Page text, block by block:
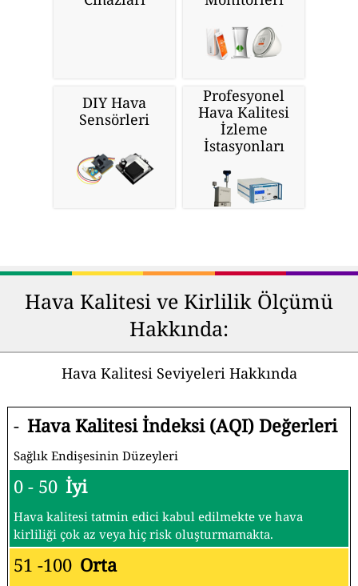
DIY Hava
Sensörleri
Profesyonel
Hava Kalitesi
İzleme
İstasyonları
Hava Kalitesi ve Kirlilik Ölçümü
Hakkında:
Hava Kalitesi Seviyeleri Hakkında
- Hava Kalitesi İndeksi (AQI) Değerleri
Sağlık Endişesinin Düzeyleri
0 - 50 İyi
Hava kalitesi tatmin edici kabul edilmekte ve hava
kirliliği çok az veya hiç risk oluşturmamakta.
51 -100 Orta